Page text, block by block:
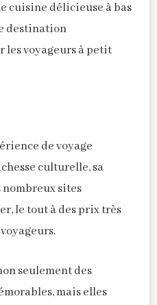
cuisine délicieuse à bas
destination
voyageurs à petit
de voyage
culturelle, sa
nombreux sites
le tout à des prix très
seulement des
mais elles